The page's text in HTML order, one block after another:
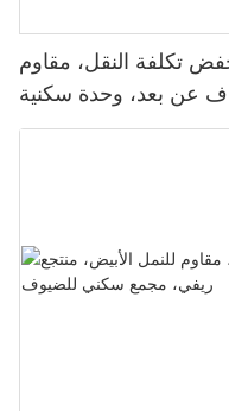
تكلفة النقل، مقاوم
عن بعد، وحدة سكنية
للموظفين